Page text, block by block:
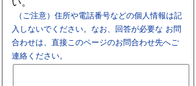
（ご注意）住所や電話番号などの個人情報は記
入しないでください。なお、回答が必要な お問
合わせは、直接このページのお問合わせ先へご
連絡ください。